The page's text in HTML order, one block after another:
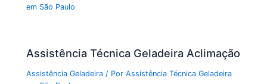
em São Paulo
Assistência Técnica Geladeira Aclimação
Assistência Geladeira / PorAssistência Técnica Geladeira